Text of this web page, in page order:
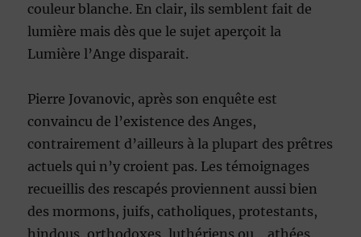
couleur blanche. En clair, ils semblent fait de
lumière mais dès que le sujet aperçoit la
Lumière l’Ange disparait.
Pierre Jovanovic, après son enquête est
convaincu de l’existence des Anges,
contrairement d’ailleurs à la plupart des prêtres
actuels qui n’y croient pas. Les témoignages
recueillis des rescapés proviennent aussi bien
des mormons, juifs, catholiques, protestants,